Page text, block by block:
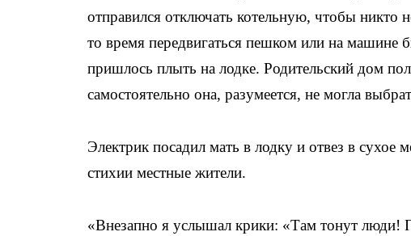
отправился отключать котельную, чтобы никто
то время передвигаться пешком или на
пришлось плыть на лодке. Родительский дом
самостоятельно она, разумеется, не могла
Электрик посадил мать в лодку и отвез в сухое
стихии местные жители.
«Внезапно я услышал крики: «Там тонут люди!